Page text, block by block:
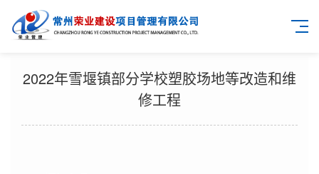
2022年雪堰镇部分学校塑胶场地等改造和维
修工程